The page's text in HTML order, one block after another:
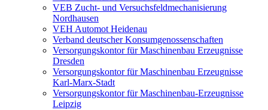
VEB Zucht- und Versuchsfeldmechanisierung
Nordhausen
VEH Automot Heidenau
Verband deutscher Konsumgenossenschaften
Versorgungskontor für Maschinenbau Erzeugnisse
Dresden
Versorgungskontor für Maschinenbau Erzeugnisse
Karl-Marx-Stadt
Versorgungskontor für Maschinenbau-Erzeugnisse
Leipzig